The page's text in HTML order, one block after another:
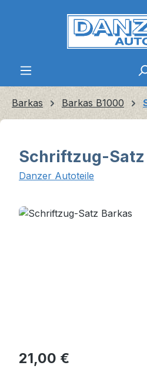
Zum Hauptinhalt springen
Barkas Barkas B1000
Schriftzug-Satz
Danzer Autoteile
Bildergalerie überspringen
Regulärer Preis:
21,00 €